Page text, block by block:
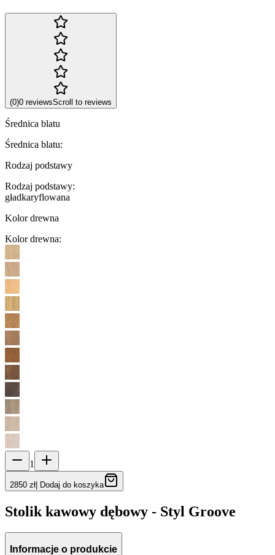
(0)0 reviewsScroll to reviews
Średnica blatu
Średnica blatu:
Rodzaj podstawy
Rodzaj podstawy:
gładkaryflowana
Kolor drewna
Kolor drewna:
1
2850 zł Dodaj do koszyka
Stolik kawowy dębowy - Styl Groove
Informacje o produkcie